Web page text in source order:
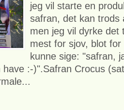
jeg vil starte en
safran, det kan trods
men jeg vil dyrke det
mest for sjov, blot
kunne sige: "safran,
:-)".Safran Crocus